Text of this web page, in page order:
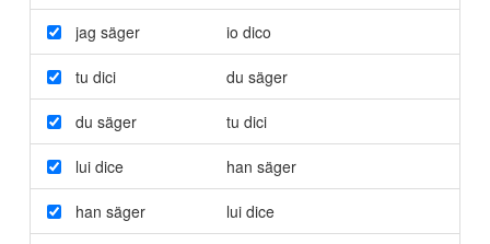
jag säger io dico
tu dici du säger
du säger tu dici
lui dice han säger
han säger lui dice